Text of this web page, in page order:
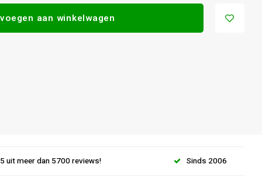
aan winkelwagen
uit meer dan 5700 reviews! Sinds 2006